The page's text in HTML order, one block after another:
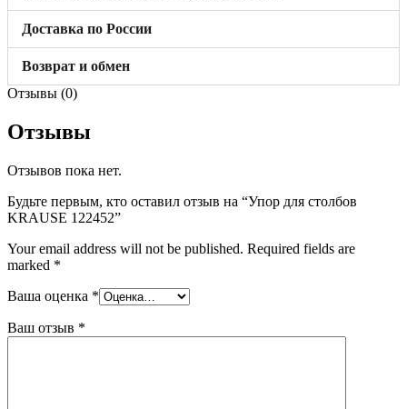
Доставка по России
Возврат и обмен
Отзывы (0)
Отзывы
Отзывов пока нет.
Будьте первым, кто оставил отзыв на “Упор для столбов
KRAUSE 122452”
Your email address will not be published. Required fields are
marked *
Ваша оценка *
Ваш отзыв *